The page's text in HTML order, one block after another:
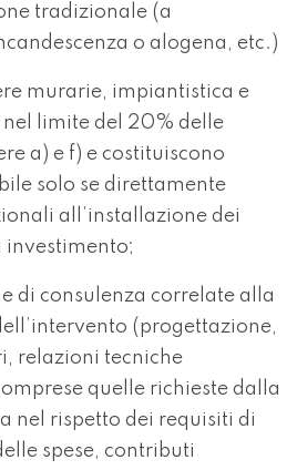
tradizionale (a
o alogena, etc.)
murarie, impiantistica e
limite del 20% delle
a) e f) e costituiscono
solo se direttamente
all’installazione dei
investimento;
di consulenza correlate alla
(progettazione,
relazioni tecniche
quelle richieste dalla
nel rispetto dei requisiti di
spese, contributi